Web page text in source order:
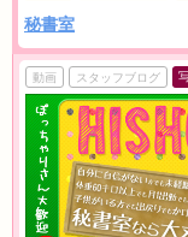
秘書室
動画 スタッフブログ